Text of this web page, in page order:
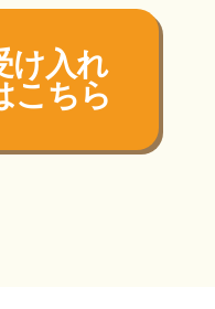
け入れ
こちら